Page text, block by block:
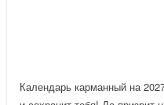
Календарь карманный на